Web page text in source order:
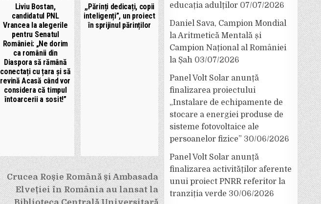
Liviu Bostan,
candidatul PNL
Vrancea la alegerile
pentru Senatul
României: „Ne dorim
ca românii din
Diaspora să rămână
conectați cu țara și să
revină Acasă când vor
considera că timpul
întoarcerii a sosit!”
,,Părinți dedicați, copii
inteligenți”, un proiect
în sprijinul părinților
Crucea Roșie Română și Ambasada
Elveției în România au lansat la
educația adulților 07/07/2026
Daniel Sava, Campion Mondial
la Aritmetică Mentală și
Campion Național al României
la Șah 03/07/2026
Panel Volt Solar anunță
finalizarea proiectului
„Instalare de echipamente de
stocare a energiei produse de
sisteme fotovoltaice ale
persoanelor fizice” 30/06/2026
Panel Volt Solar anunță
finalizarea activităților aferente
unui proiect PNRR referitor la
tranziția verde 30/06/2026